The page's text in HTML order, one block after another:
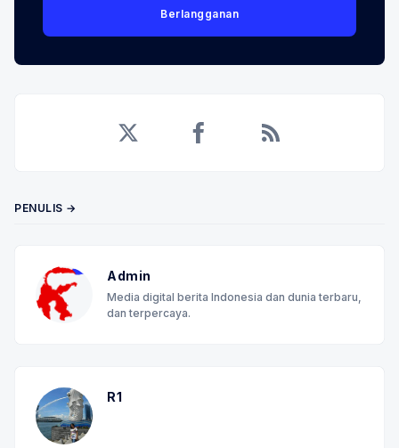
Berlangganan
PENULIS →
Admin
Media digital berita Indonesia dan dunia terbaru,
dan terpercaya.
R1